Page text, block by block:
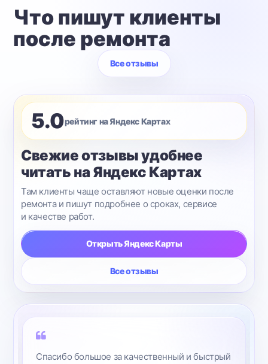
Что пишут клиенты
после ремонта
Все отзывы
5.0рейтинг на Яндекс Картах
Свежие отзывы удобнее
читать на Яндекс Картах
Там клиенты чаще оставляют новые оценки после
ремонта и пишут подробнее о сроках, сервисе
и качестве работ.
Открыть Яндекс Карты
Все отзывы
Спасибо большое за качественный и быстрый